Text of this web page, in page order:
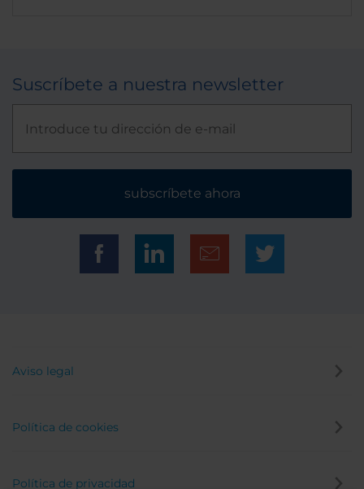
Suscríbete a nuestra newsletter
subscríbete ahora
Aviso legal
Política de cookies
Política de privacidad